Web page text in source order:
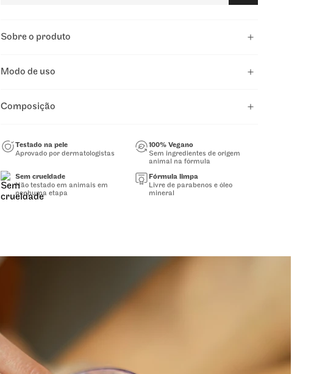
Sobre o produto
Modo de uso
Composição
Testado na pele
Aprovado por dermatologistas
100% Vegano
Sem ingredientes de origem
animal na fórmula
Sem crueldade
Não testado em animais em
nenhuma etapa
Fórmula limpa
Livre de parabenos e óleo
mineral